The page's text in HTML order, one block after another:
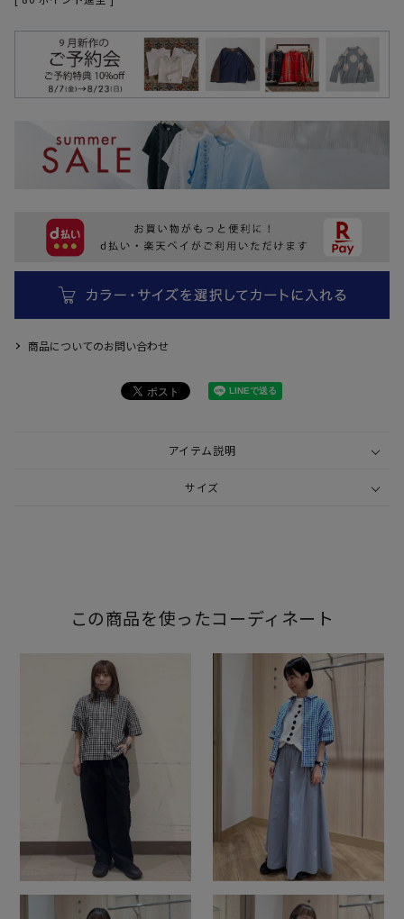
商品についてのお問い合わせ
アイテム説明
サイズ
この商品を使ったコーディネート